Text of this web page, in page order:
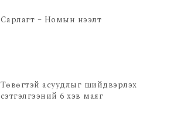
Сарлагт – Номын нээлт
Төвөгтэй асуудлыг шийдвэрлэх
сэтгэлгээний 6 хэв маяг